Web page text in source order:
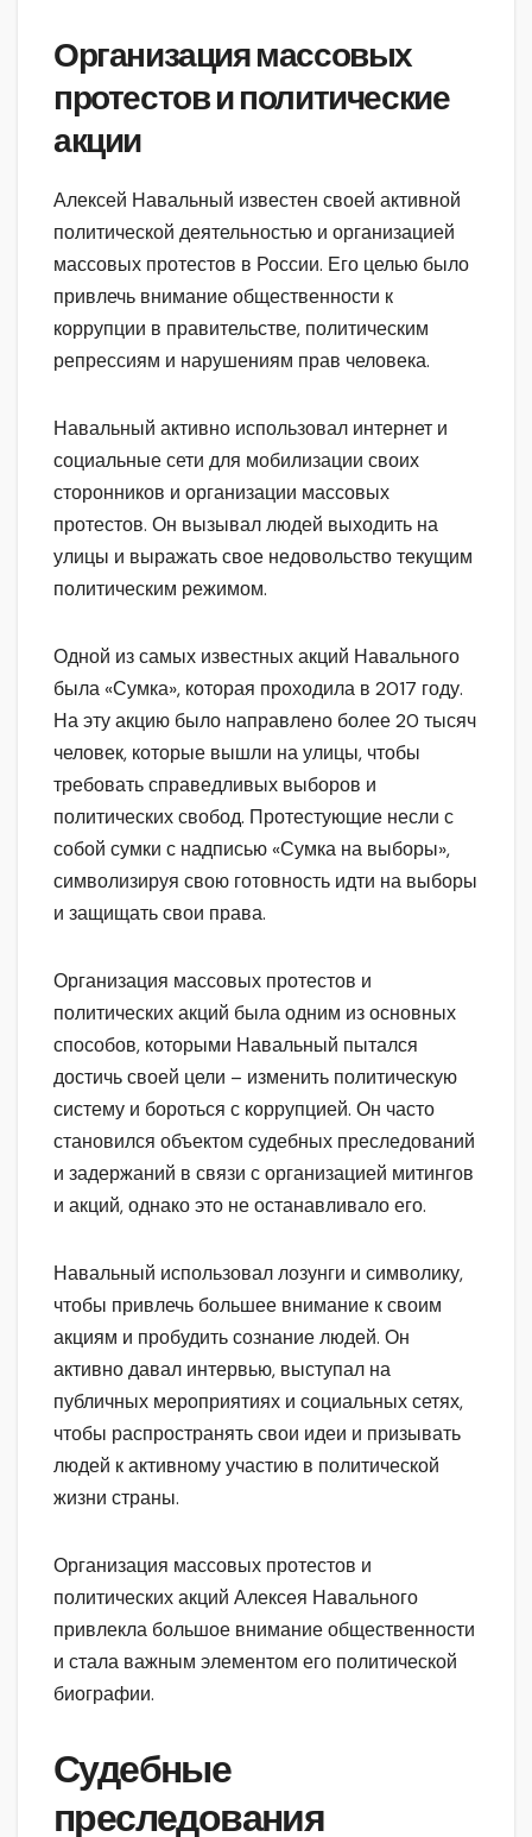
Организация массовых
протестов и политические
акции
Алексей Навальный известен своей активной
политической деятельностью и организацией
массовых протестов в России. Его целью было
привлечь внимание общественности к
коррупции в правительстве, политическим
репрессиям и нарушениям прав человека.
Навальный активно использовал интернет и
социальные сети для мобилизации своих
сторонников и организации массовых
протестов. Он вызывал людей выходить на
улицы и выражать свое недовольство текущим
политическим режимом.
Одной из самых известных акций Навального
была «Сумка», которая проходила в 2017 году.
На эту акцию было направлено более 20 тысяч
человек, которые вышли на улицы, чтобы
требовать справедливых выборов и
политических свобод. Протестующие несли с
собой сумки с надписью «Сумка на выборы»,
символизируя свою готовность идти на выборы
и защищать свои права.
Организация массовых протестов и
политических акций была одним из основных
способов, которыми Навальный пытался
достичь своей цели – изменить политическую
систему и бороться с коррупцией. Он часто
становился объектом судебных преследований
и задержаний в связи с организацией митингов
и акций, однако это не останавливало его.
Навальный использовал лозунги и символику,
чтобы привлечь большее внимание к своим
акциям и пробудить сознание людей. Он
активно давал интервью, выступал на
публичных мероприятиях и социальных сетях,
чтобы распространять свои идеи и призывать
людей к активному участию в политической
жизни страны.
Организация массовых протестов и
политических акций Алексея Навального
привлекла большое внимание общественности
и стала важным элементом его политической
биографии.
Судебные
преследования